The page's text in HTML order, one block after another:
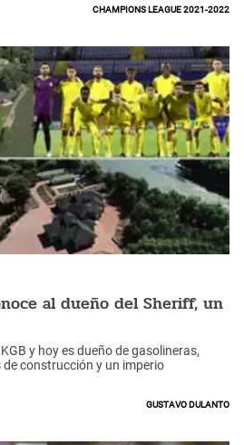
Champions League 2021-2022
al dueño del Sheriff, un
y hoy es dueño de gasolineras,
construcción y un imperio
Gustavo Dulanto